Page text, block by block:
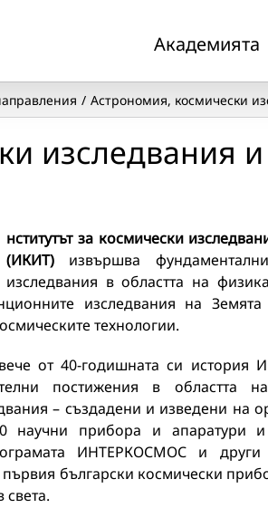
Академията
Астрономия, космически
изследвания и
нститутът за космически
(ИКИТ) извършва
изследвания в областта на
изследвания на
технологии.
от 40-годишната си история
постижения в областта
– създадени и изведени на
научни прибора и апаратури
ИНТЕРКОСМОС и
български космически
света.